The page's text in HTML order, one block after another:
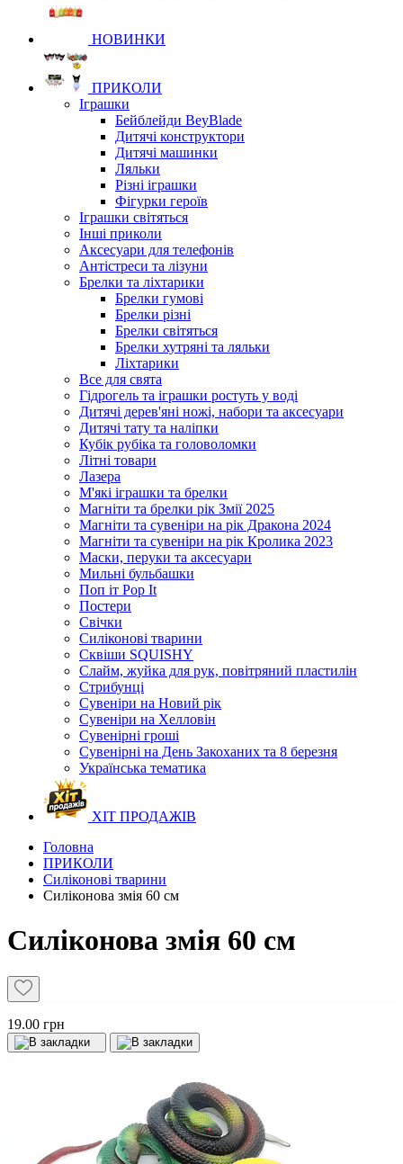
НОВИНКИ
ПРИКОЛИ
Іграшки
Бейблейди BeyBlade
Дитячі конструктори
Дитячі машинки
Ляльки
Різні іграшки
Фігурки героїв
Іграшки світяться
Інші приколи
Аксесуари для телефонів
Антістреси та лізуни
Брелки та ліхтарики
Брелки гумові
Брелки різні
Брелки світяться
Брелки хутряні та ляльки
Ліхтарики
Все для свята
Гідрогель та іграшки ростуть у воді
Дитячі дерев'яні ножі, набори та аксесуари
Дитячі тату та наліпки
Кубік рубіка та головоломки
Літні товари
Лазера
М'які іграшки та брелки
Магніти та брелки рік Змії 2025
Магніти та сувеніри на рік Дракона 2024
Магніти та сувеніри на рік Кролика 2023
Маски, перуки та аксесуари
Мильні бульбашки
Поп іт Pop It
Постери
Свічки
Силіконові тварини
Сквіши SQUISHY
Слайм, жуйка для рук, повітряний пластилін
Стрибунці
Сувеніри на Новий рік
Сувеніри на Хелловін
Сувенірні гроші
Сувенірні на День Закоханих та 8 березня
Українська тематика
ХІТ ПРОДАЖІВ
Головна
ПРИКОЛИ
Силіконові тварини
Силіконова змія 60 см
Силіконова змія 60 см
19.00 грн